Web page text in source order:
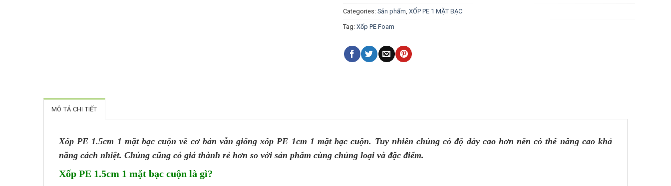
Categories: Sản phẩm XỐP PE 1 MẶT BẠC
Tag: Xốp PE Foam
MÔ TẢ CHI TIẾT
Xốp PE 1.5cm 1 mặt bạc cuộn về cơ bản vẫn giống xốp PE 1cm 1 mặt bạc cuộn. Tuy nhiên chúng có độ dày cao hơn nên có thể nâng cao khả
năng cách nhiệt. Chúng cũng có giá thành rẻ hơn so với sản phẩm cùng chủng loại và đặc điểm.
Xốp PE 1.5cm 1 mặt bạc cuộn là gì?